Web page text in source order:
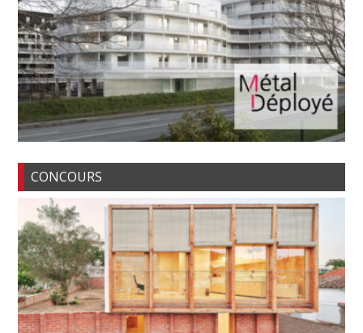
CONCOURS